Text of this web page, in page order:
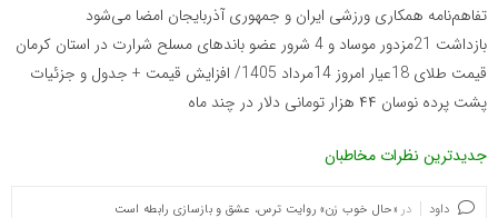
تفاهم‌نامه همکاری ورزشی ایران و جمهوری آذربایجان امضا می‌شود
بازداشت 21مزدور موساد و 4 شرور عضو باندهای مسلح شرارت در استان کرمان
قیمت طلای 18عیار امروز 14مرداد 1405/ افزایش قیمت + جدول و جزئیات
پشت پرده نوسان ۴۴ هزار تومانی دلار در چند ماه
جدیدترین نظرات مخاطبان
داود در «حال خوب زن» روایت ترس، عشق و بازسازی رابطه است